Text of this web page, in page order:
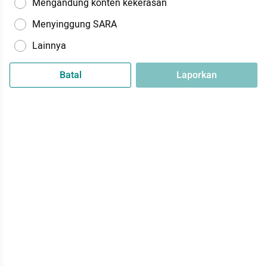
Mengandung konten kekerasan
Menyinggung SARA
Lainnya
Batal Laporkan